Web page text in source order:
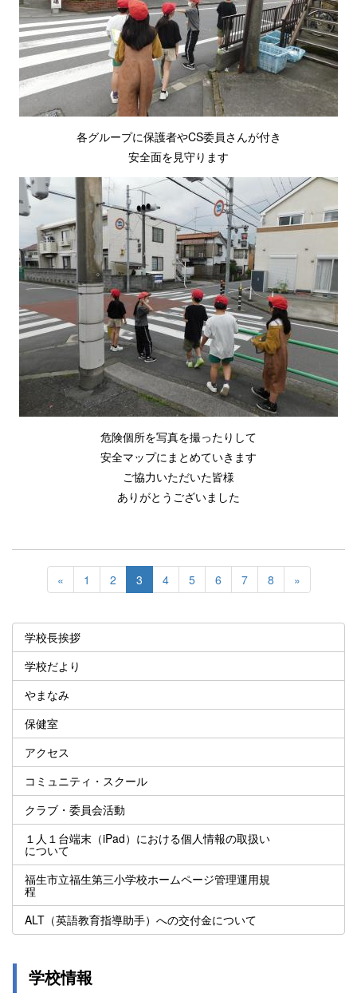
各グループに保護者やCS委員さんが付き
安全面を見守ります
危険個所を写真を撮ったりして
安全マップにまとめていきます
ご協力いただいた皆様
ありがとうございました
« 1 2 3 4 5 6 7 8 »
学校長挨拶
学校だより
やまなみ
保健室
アクセス
コミュニティ・スクール
クラブ・委員会活動
１人１台端末（iPad）における個人情報の取扱い
について
福生市立福生第三小学校ホームページ管理運用規
程
ALT（英語教育指導助手）への交付金について
学校情報